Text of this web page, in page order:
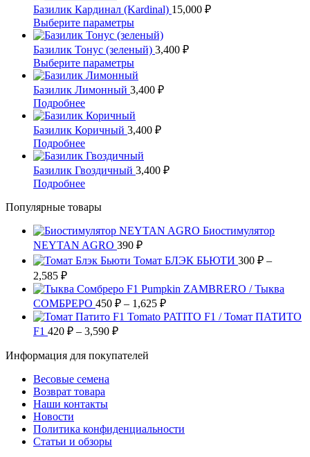
имеет
несколько
вариаций.
Опции
можно
выбрать
на
странице
Базилик Кардинал (Kardinal) 15,000 ₽
Выберите параметрыЭтот
товар
имеет
несколько
вариаций.
Опции
можно
выбрать
на
странице
Базилик Тонус (зеленый) 3,400 ₽
Выберите параметрыЭтот
товар
имеет
вариаций.
Опции
можно
выбрать
на
странице
Базилик Лимонный 3,400 ₽
ПодробнееЭтот
товар
имеет
несколько
вариаций.
Опции
можно
выбрать
странице
товара.
Базилик Коричный 3,400 ₽
ПодробнееЭтот
товар
имеет
несколько
вариаций.
Опции
выбрать
на
странице
товара.
Базилик Гвоздичный 3,400 ₽
ПодробнееЭтот
имеет
вариаций.
Опции
можно
странице
товара.
Популярные товары
Биостимулятор
NEYTAN AGRO 390 ₽
Томат БЛЭК БЬЮТИ 300 ₽ –
2,585 ₽Диапазон
цен:
300 ₽
–
2,585 ₽
Pumpkin ZAMBRERO / Тыква
СОМБРЕРО 450 ₽ – 1,625 ₽Диапазон
цен:
Tomato PATITO F1 / Томат ПАТИТО
F1 420 ₽ – 3,590 ₽Диапазон
420 ₽
Информация для покупателей
Весовые семена
Возврат товара
Наши контакты
Новости
Политика конфиденциальности
Статьи и обзоры